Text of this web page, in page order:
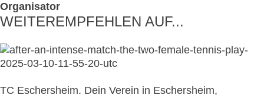
Organisator
WEITEREMPFEHLEN AUF...
TC Eschersheim. Dein Verein in Eschersheim,